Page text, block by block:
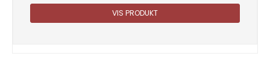
VIS PRODUKT